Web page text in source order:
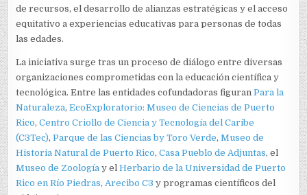
de recursos, el desarrollo de alianzas estratégicas y el acceso
equitativo a experiencias educativas para personas de todas
las edades.
La iniciativa surge tras un proceso de diálogo entre diversas
organizaciones comprometidas con la educación científica y
tecnológica. Entre las entidades cofundadoras figuranPara la
Naturaleza,EcoExploratorio: Museo de Ciencias de Puerto
Rico,Centro Criollo de Ciencia y Tecnología del Caribe
(C3Tec),Parque de las Ciencias by Toro Verde,Museo de
Historia Natural de Puerto Rico,Casa Pueblo de Adjuntas, el
Museo de Zoologíay elHerbario de la Universidad de Puerto
Rico en Río Piedras,Arecibo C3 y programas científicos del